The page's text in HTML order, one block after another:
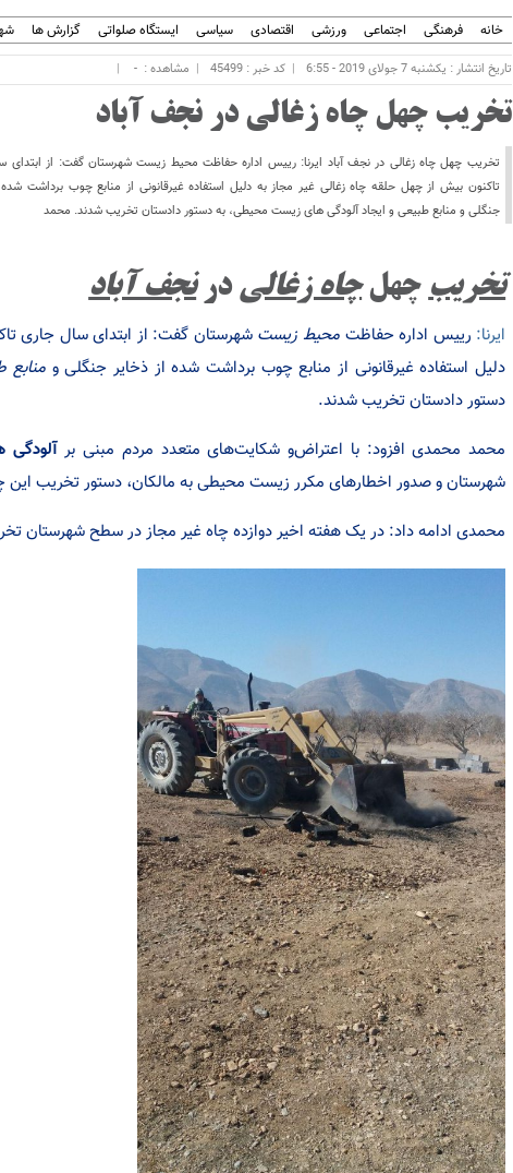
خانه فرهنگی اجتماعی ورزشی اقتصادی سیاسی ایستگاه صلواتی گزارش ها
تاریخ انتشار : یکشنبه 7 جولای 2019 - 6:55 کد خبر : 45499 مشاهده : -
تخریب چهل چاه زغالی در نجف آباد
تخریب چهل چاه زغالی در نجف آباد ایرنا: رییس اداره حفاظت محیط زیست شهرستان گفت: از ابتدای
تاکنون بیش از چهل حلقه چاه زغالی غیر مجاز به دلیل استفاده غیرقانونی از منابع چوب برداشت شده
جنگلی و منابع طبیعی و ایجاد آلودگی های زیست محیطی، به دستور دادستان تخریب شدند. محمد
تخریب چهلچاه زغالی درنجف آباد
ایرنا: رییس اداره حفاظت محیط زیست شهرستان گفت: از ابتدای سال جاری
دلیل استفاده غیرقانونی از منابع چوب برداشت شده از ذخایر جنگلی و منابع
دستور دادستان تخریب شدند.
محمد محمدی افزود: با اعتراض‌و شکایت‌های متعدد مردم مبنی برآلودگی
شهرستان و صدور اخطارهای مکرر زیست محیطی به مالکان، دستور تخریب این
محمدی ادامه داد: در یک هفته اخیر دوازده چاه غیر مجاز در سطح شهرستان